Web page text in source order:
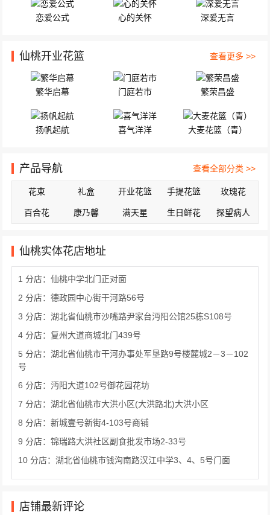
恋爱公式 心的关怀 深爱无言
仙桃开业花篮 查看更多 >>
繁华启幕 门庭若市 繁荣昌盛
扬帆起航 喜气洋洋 大麦花篮（青）
产品导航 查看全部分类 >>
花束 礼盒 开业花篮 手提花篮 玫瑰花
百合花 康乃馨 满天星 生日鲜花 探望病人
仙桃实体花店地址
1 分店：仙桃中学北门正对面
2 分店：德政园中心街干河路56号
3 分店：湖北省仙桃市沙嘴路尹家台沔阳公馆25栋S108号
4 分店：复州大道商城北门439号
5 分店：湖北省仙桃市干河办事处军垦路9号楼麓城2－3－102
号
6 分店：沔阳大道102号御花园花坊
7 分店：湖北省仙桃市大洪小区(大洪路北)大洪小区
8 分店：新城壹号新街4-103号商铺
9 分店：锦瑞路大洪社区副食批发市场2-33号
10 分店：湖北省仙桃市钱沟南路汉江中学3、4、5号门面
店铺最新评论